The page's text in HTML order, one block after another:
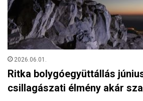
2026.06.01.
Ritka bolygóegyüttállás
csillagászati élmény akár